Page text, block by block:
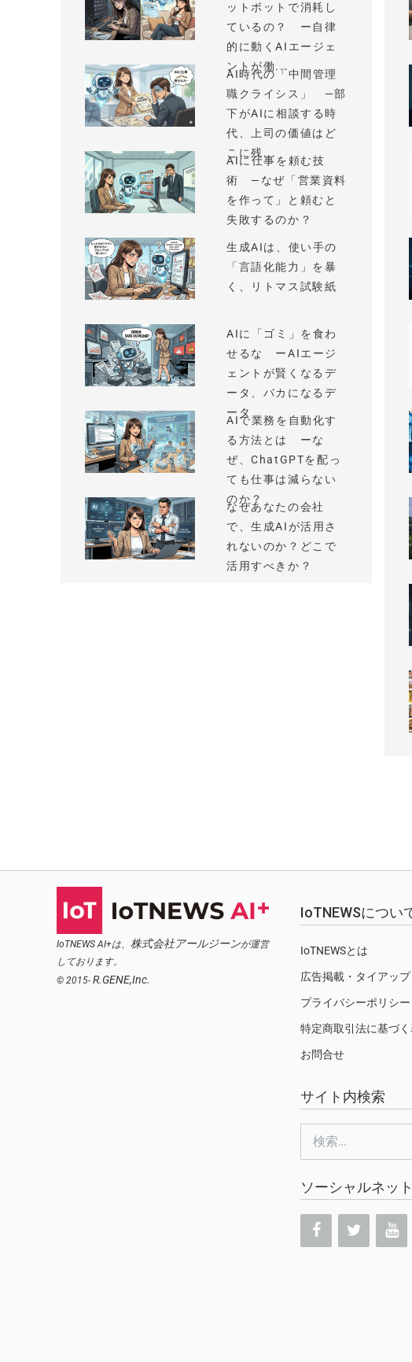
ットボットで消耗し
ているの？ ー自律
的に動くAIエージェ
ントが働...
AI時代の「中間管理
職クライシス」 —部
下がAIに相談する時
代、上司の価値はど
こに残...
AIに仕事を頼む技
術 —なぜ「営業資料
を作って」と頼むと
失敗するのか？
生成AIは、使い手の
「言語化能力」を暴
く、リトマス試験紙
AIに「ゴミ」を食わ
せるな ーAIエージ
ェントが賢くなるデ
ータ、バカになるデ
ータ
AIで業務を自動化す
る方法とは ーな
ぜ、ChatGPTを配っ
ても仕事は減らない
のか？
なぜあなたの会社
で、生成AIが活用さ
れないのか？どこで
活用すべきか？
IoTNEWS AI+は、 株式会社アールジーンが運営
しております。
© 2015- R.GENE,Inc.
IoTNEWSについ
IoTNEWSとは
広告掲載・タイアップ
プライバシーポリシー
特定商取引法に基づ
お問合せ
サイト内検索
索:
ソーシャルネッ